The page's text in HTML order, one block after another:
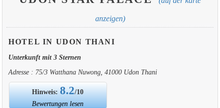
anzeigen)
HOTEL IN UDON THANI
Unterkunft mit 3 Sternen
Adresse : 75/3 Watthana Nuwong, 41000 Udon Thani
Hinweis:8.2/10
Bewertungen lesen